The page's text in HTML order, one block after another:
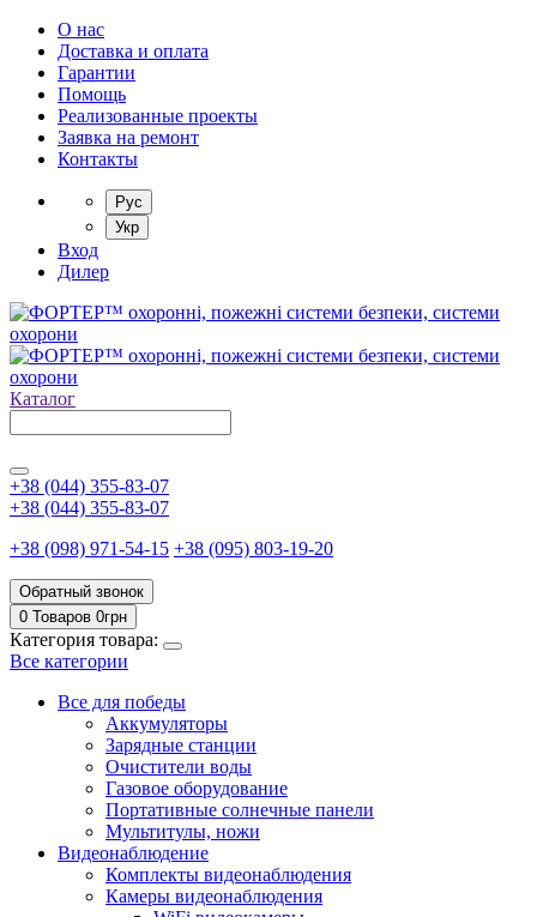
О нас
Доставка и оплата
Гарантии
Помощь
Реализованные проекты
Заявка на ремонт
Контакты
Рус
Укр
Вход
Дилер
Каталог
+38 (044) 355-83-07
+38 (044) 355-83-07
+38 (098) 971-54-15 +38 (095) 803-19-20
Обратный звонок
0 Товаров 0грн
Категория товара:
Все категории
Все для победы
Аккумуляторы
Зарядные станции
Очистители воды
Газовое оборудование
Портативные солнечные панели
Мультитулы, ножи
Видеонаблюдение
Комплекты видеонаблюдения
Камеры видеонаблюдения